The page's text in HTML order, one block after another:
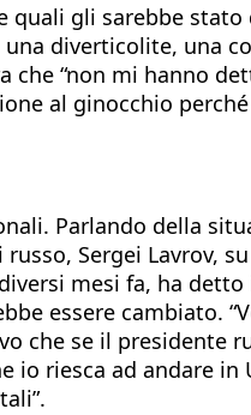
quali gli sarebbe
diverticolite, una
“non mi hanno
al ginocchio
Parlando della
Sergei Lavrov,
mesi fa, ha
essere cambiato.
che se il presidente
riesca ad andare